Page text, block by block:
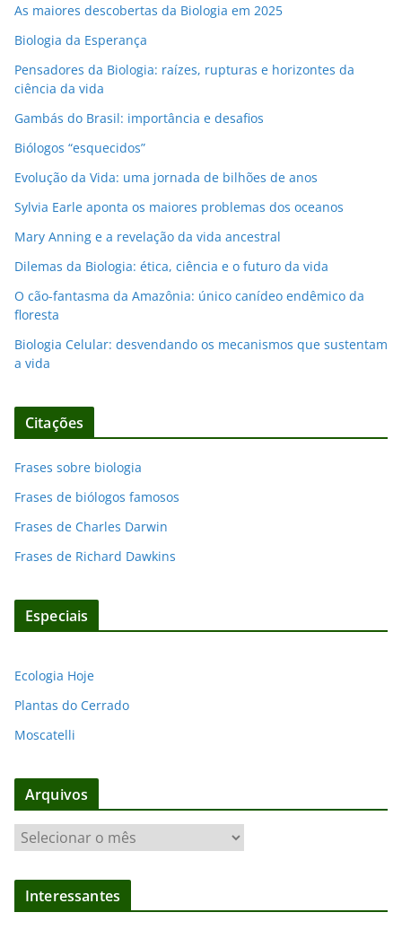
As maiores descobertas da Biologia em 2025
Biologia da Esperança
Pensadores da Biologia: raízes, rupturas e horizontes da
ciência da vida
Gambás do Brasil: importância e desafios
Biólogos “esquecidos”
Evolução da Vida: uma jornada de bilhões de anos
Sylvia Earle aponta os maiores problemas dos oceanos
Mary Anning e a revelação da vida ancestral
Dilemas da Biologia: ética, ciência e o futuro da vida
O cão-fantasma da Amazônia: único canídeo endêmico da
floresta
Biologia Celular: desvendando os mecanismos que sustentam
a vida
Citações
Frases sobre biologia
Frases de biólogos famosos
Frases de Charles Darwin
Frases de Richard Dawkins
Especiais
Ecologia Hoje
Plantas do Cerrado
Moscatelli
Arquivos
r
q
Interessantes